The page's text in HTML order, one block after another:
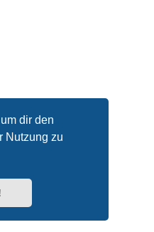
dir den
Nutzung zu